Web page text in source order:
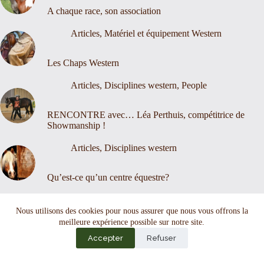
Nous utilisons des cookies pour nous assurer que nous vous offrons la
meilleure expérience possible sur notre site.
Accepter
Refuser
A chaque race, son association
Articles, Matériel et équipement Western
Les Chaps Western
Articles, Disciplines western, People
RENCONTRE avec… Léa Perthuis, compétitrice de
Showmanship !
Articles, Disciplines western
Qu’est-ce qu’un centre équestre?
Nous contacter Mentions légales